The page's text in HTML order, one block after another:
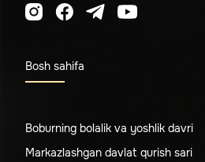
Bosh sahifa
Boburning bolalik va yoshlik davri
Markazlashgan davlat qurish sari